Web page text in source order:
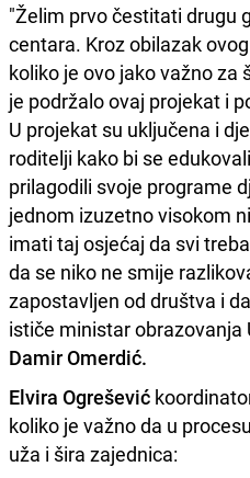
"Želim prvo čestitati drugu
centara. Kroz obilazak
koliko je ovo jako važno
je podržalo ovaj projekat i
U projekat su uključena i
roditelji kako bi se
prilagodili svoje programe
jednom izuzetno visokom
imati taj osjećaj da svi
da se niko ne smije
zapostavljen od društva i
ističe ministar obrazovanja
Damir Omerdić.
Elvira Ogrešević
koliko je važno da u
uža i šira zajednica: